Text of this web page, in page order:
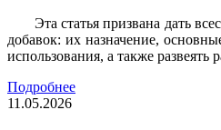
Эта статья призвана дать
добавок: их назначение,
использования, а также
Подробнее
11.05.2026